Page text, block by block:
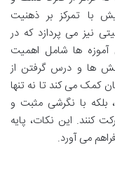
با تمرکز بر ذهنیت
نیز می پردازد که در
ها شامل اهمیت
ها و درس گرفتن از
کمک می کند تا نه تنها
با نگرشی مثبت و
کنند. این نکات، پایه
می آورد.